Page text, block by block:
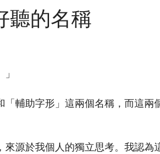
聽的名稱
輔助字形」這兩個名稱，而這兩
源於我個人的獨立思考。我認為